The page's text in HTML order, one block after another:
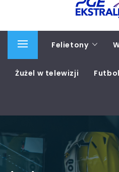
Primary
Start Felietony
Żużel w telewizji